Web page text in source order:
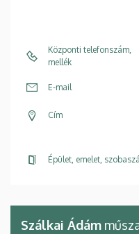
Központi telefonszám,
mellék
E-mail
Cím
Épület, emelet,
Szálkai Ádám